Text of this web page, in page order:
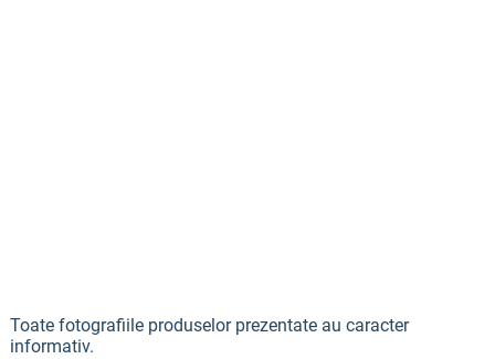
Toate fotografiile produselor prezentate au caracter
informativ.